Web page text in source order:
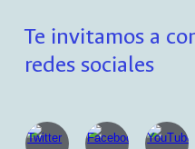
Te invitamos a
redes sociales